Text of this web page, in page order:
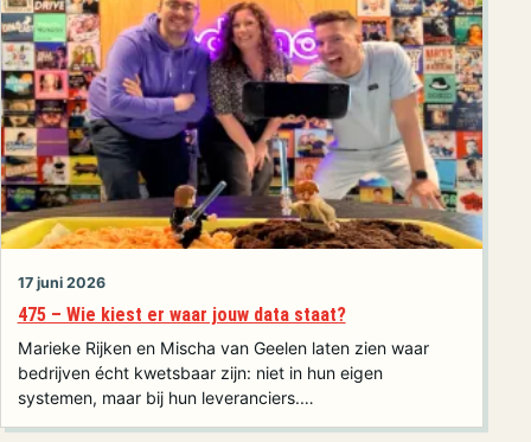
17 juni 2026
475 – Wie kiest er waar jouw data staat?
Marieke Rijken en Mischa van Geelen laten zien waar
bedrijven écht kwetsbaar zijn: niet in hun eigen
systemen, maar bij hun leveranciers.…